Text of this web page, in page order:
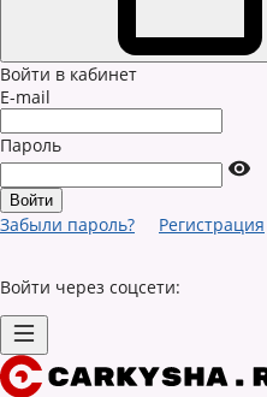
Войти в кабинет
E-mail
Пароль
Забыли пароль? Регистрация
Войти через соцсети: